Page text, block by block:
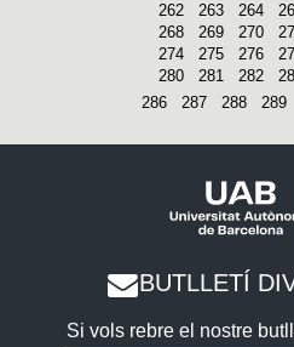
262
263 264
268
269 270
274
275 276
280
281 282
286
287 288 289
BUTLLETÍ
Si vols rebre el nostre